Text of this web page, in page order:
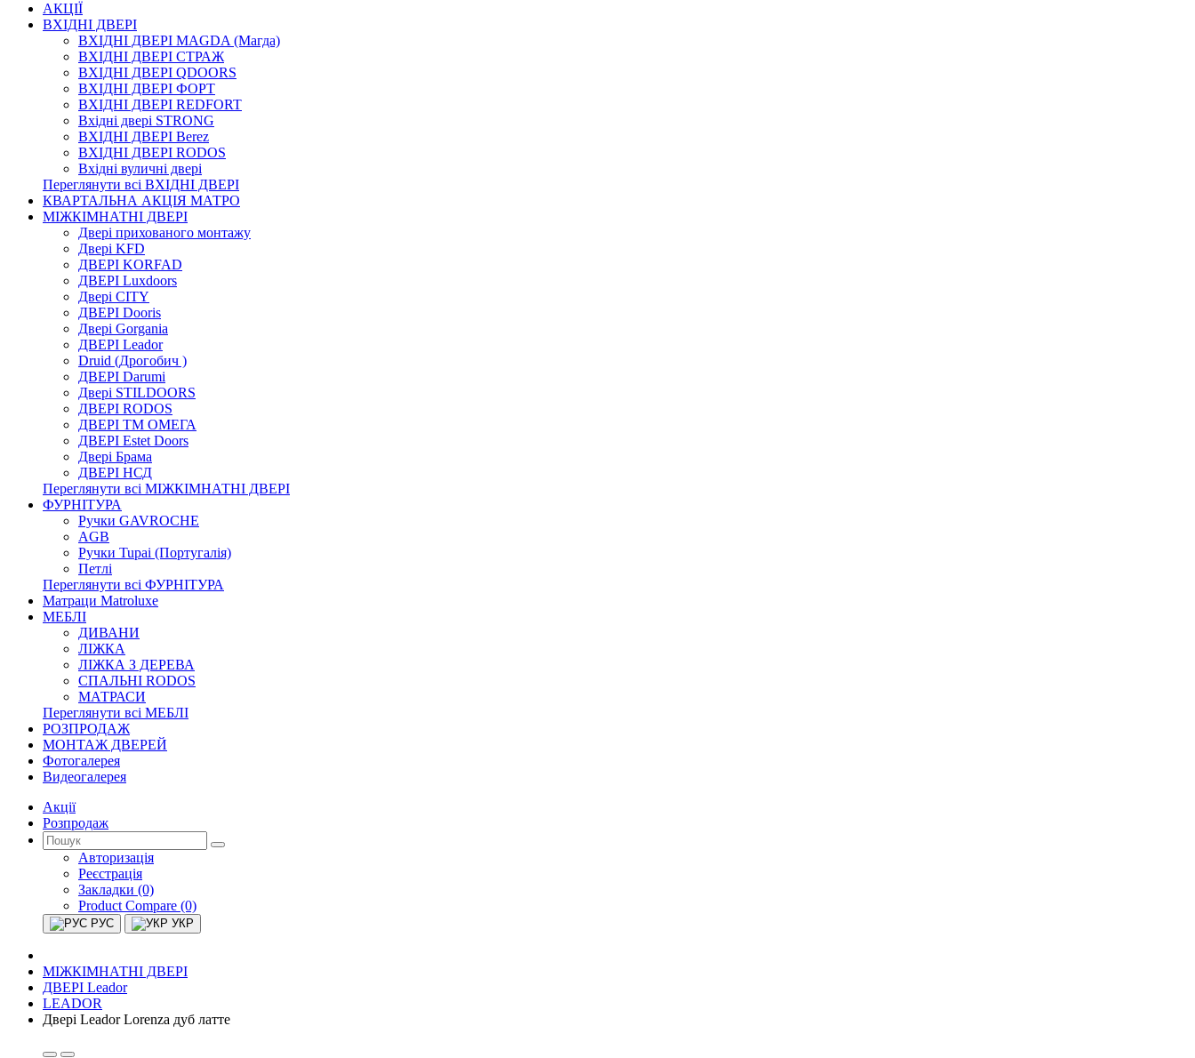
АКЦІЇ
ВХІДНІ ДВЕРІ
ВХІДНІ ДВЕРІ МAGDA (Магда)
ВХІДНІ ДВЕРІ СТРАЖ
ВХІДНІ ДВЕРІ QDOORS
ВХІДНІ ДВЕРІ ФОРТ
ВХІДНІ ДВЕРІ REDFORT
Вхідні двері STRONG
ВХІДНІ ДВЕРІ Berez
ВХІДНІ ДВЕРІ RODOS
Вхідні вуличні двері
Переглянути всі ВХІДНІ ДВЕРІ
КВАРТАЛЬНА АКЦІЯ МАТРО
МІЖКІМНАТНІ ДВЕРІ
Двері прихованого монтажу
Двері KFD
ДВЕРІ KORFAD
ДВЕРІ Luxdoors
Двері CITY
ДВЕРІ Dooris
Двері Gorgania
ДВЕРІ Leador
Druid (Дрогобич )
ДВЕРІ Darumi
Двері STILDOORS
ДВЕРІ RODOS
ДВЕРІ ТМ ОМЕГА
ДВЕРІ Estet Doors
Двері Брама
ДВЕРІ НСД
Переглянути всі МІЖКІМНАТНІ ДВЕРІ
ФУРНІТУРА
Ручки GAVROCHE
AGB
Ручки Tupai (Португалія)
Петлі
Переглянути всі ФУРНІТУРА
Матраци Matroluxe
МЕБЛІ
ДИВАНИ
ЛІЖКА
ЛІЖКА З ДЕРЕВА
СПАЛЬНІ RODOS
МАТРАСИ
Переглянути всі МЕБЛІ
РОЗПРОДАЖ
МОНТАЖ ДВЕРЕЙ
Фотогалерея
Видеогалерея
Акції
Розпродаж
Авторизація
Реєстрація
Закладки (0)
Product Compare (0)
РУС УКР
МІЖКІМНАТНІ ДВЕРІ
ДВЕРІ Leador
LEADOR
Двері Leador Lorenza дуб латте